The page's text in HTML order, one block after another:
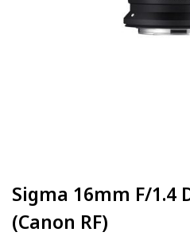
Sigma 16mm F/1.4
(Canon RF)